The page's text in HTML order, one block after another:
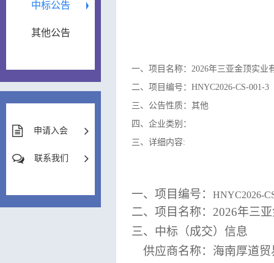
中标公告
其他公告
申请入会
联系我们
一、项目名称：2026年三亚金顶实
二、项目编号：HNYC2026-CS-001-3
三、公告性质：其他
四、企业类别：
三、详细内容:
一、 项目编号： HNYC2026-
二、 项目名称： 2026年三
三、 中标（成交）信息
供应商名称：海南厚道